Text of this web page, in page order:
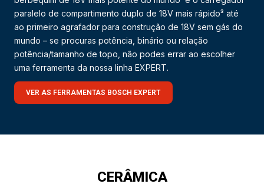
paralelo de compartimento duplo de 18V mais rápido³ até
ao primeiro agrafador para construção de 18V sem gás do
mundo – se procuras potência, binário ou relação
potência/tamanho de topo, não podes errar ao escolher
uma ferramenta da nossa linha EXPERT.
VER AS FERRAMENTAS BOSCH EXPERT
CERÂMICA